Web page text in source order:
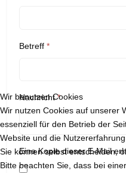
Betreff *
Nachricht*
Eine Kopie dieser E-Mail
Wir benutzen Cookies
Wir nutzen Cookies auf unserer
essenziell für den Betrieb der
Website und die
Sie können selbst entscheiden,
Bitte beachten Sie, dass bei